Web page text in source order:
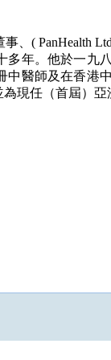
事、(
年。他於一
醫師及在香
現任（首屆）亞